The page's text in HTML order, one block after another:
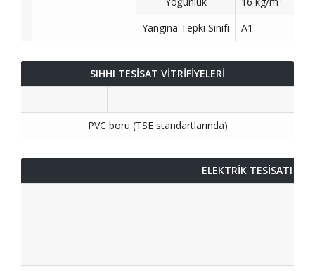
Yangına Tepki Sınıfı
A1
SIHHI TESİSAT VİTRİFİYELERİ
PVC boru (TSE standartlarında)
ELEKTRİK TESİSATI VE